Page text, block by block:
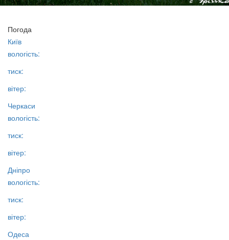
Погода
Київ
вологість:
тиск:
вітер:
Черкаси
вологість:
тиск:
вітер:
Дніпро
вологість:
тиск:
вітер:
Одеса